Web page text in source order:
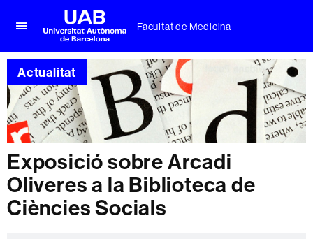
per
desplegar
el
menú
de
Facultat
de
Universitat
Autònoma
de
Barcelona
Facultat de Medicina
Actualitat
Exposició sobre Arcadi
Oliveres a la Biblioteca de
Ciències Socials